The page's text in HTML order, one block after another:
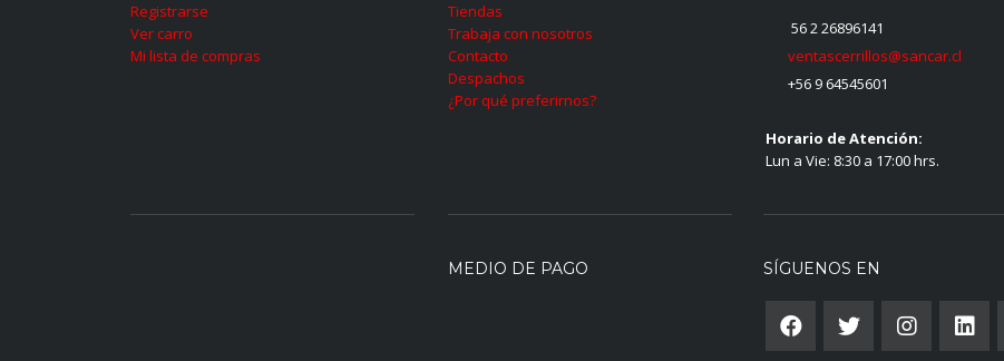
Registrarse
Ver carro
Mi lista de compras
Tiendas
Trabaja con nosotros
Contacto
Despachos
¿Por qué preferirnos?
56 2 26896141
ventascerrillos@sancar.cl
+56 9 64545601
Horario de Atención:
Lun a Vie: 8:30 a 17:00 hrs.
MEDIO DE PAGO SÍGUENOS EN